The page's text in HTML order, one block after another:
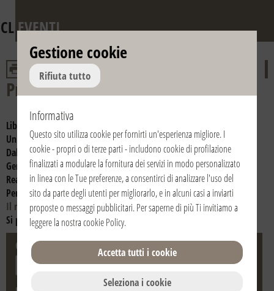
CLEVENTI
Presentazioni libri di Luigi Giussani
Libri presentati:
Un avvenimento nella vita dell’uomo
Dall’utopia alla presenza (1975-1978) Il miracolo dell'ospitalità
Generare tracce nella storia del mondo
Realtà e giovinezza. La sfida La convenienza umana della fede
Perché la Chiesa Dalla liturgia vissuta. Una testimonianza
Il rischio educativo All'origine della pretesa cristiana
Si può vivere così?
Città Stato
Gestione cookie
Rifiuta tutto
Informativa
Questo sito utilizza cookie per fornirti un'esperienza migliore. I
cookie - propri o di terze parti - includono cookie di profilazione
finalizzati a modulare la fornitura dei servizi in modo personalizzato
in linea con le Tue preferenze, a consentirci di analizzare l'uso del
sito da parte degli utenti per migliorarlo, e in alcuni casi a inviarti
proposte o messaggi pubblicitari. Per saperne di più Ti invitiamo a
leggere la nostracookie Policy.
Seleziona i cookie
Accetta tutti i cookie